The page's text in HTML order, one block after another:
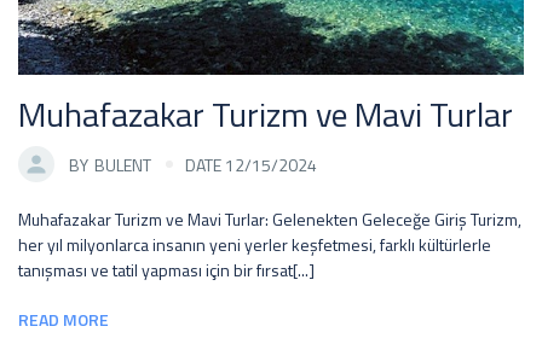
Muhafazakar Turizm ve Mavi Turlar
BY BULENT DATE 12/15/2024
Muhafazakar Turizm ve Mavi Turlar: Gelenekten Geleceğe Giriş Turizm,
her yıl milyonlarca insanın yeni yerler keşfetmesi, farklı kültürlerle
tanışması ve tatil yapması için bir fırsat[...]
READ MORE